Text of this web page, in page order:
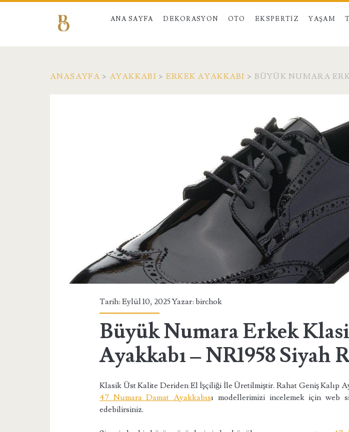
ANA SAYFA DEKORASYON OTO EKSPERTIZ YAŞAM
ANASAYFA > AYAKKABI > ERKEK AYAKKABI > BÜYÜK NUMARA
Tarih: Eylül 10, 2025 Yazar:birchok
Büyük Numara Erkek
Ayakkabı – NR1958 Siyah
Klasik Üst Kalite Deriden El İşçiliği İle Üretilmiştir. Rahat Geniş Kalıp
47 Numara Damat Ayakkabısı modellerimizi incelemek için web
edebilirsiniz.